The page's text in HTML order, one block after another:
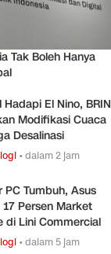
Tak Boleh Hanya
Hadapi El Nino, BRIN
Modifikasi Cuaca
Desalinasi
•dalam 2 jam
PC Tumbuh, Asus
17 Persen Market
di Lini Commercial
•dalam 5 jam